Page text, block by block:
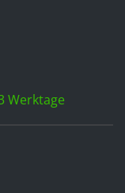
Werktage